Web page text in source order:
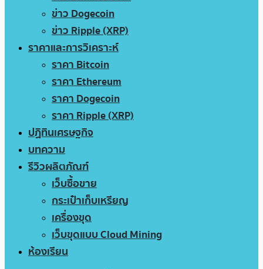
ข่าว Dogecoin
ข่าว Ripple (XRP)
ราคาและการวิเคราะห์
ราคา Bitcoin
ราคา Ethereum
ราคา Dogecoin
ราคา Ripple (XRP)
ปฏิทินเศรษฐกิจ
บทความ
รีวิวผลิตภัณฑ์
เว็บซื้อขาย
กระเป๋าเก็บเหรียญ
เครื่องขุด
เว็บขุดแบบ Cloud Mining
ห้องเรียน